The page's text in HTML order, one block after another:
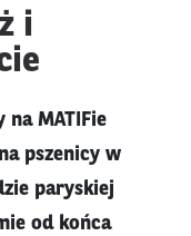
i
MATIFie
pszenicy w
paryskiej
od końca